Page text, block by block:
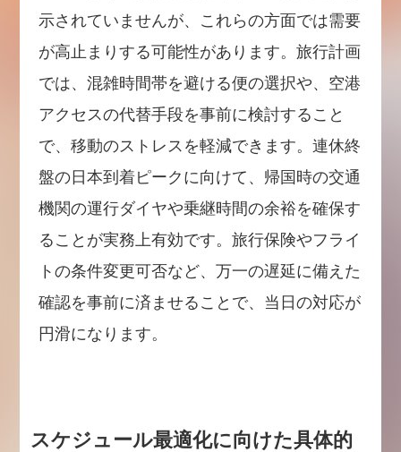
示されていませんが、これらの方面では需要
が高止まりする可能性があります。旅行計画
では、混雑時間帯を避ける便の選択や、空港
アクセスの代替手段を事前に検討すること
で、移動のストレスを軽減できます。連休終
盤の日本到着ピークに向けて、帰国時の交通
機関の運行ダイヤや乗継時間の余裕を確保す
ることが実務上有効です。旅行保険やフライ
トの条件変更可否など、万一の遅延に備えた
確認を事前に済ませることで、当日の対応が
円滑になります。
スケジュール最適化に向けた具体的